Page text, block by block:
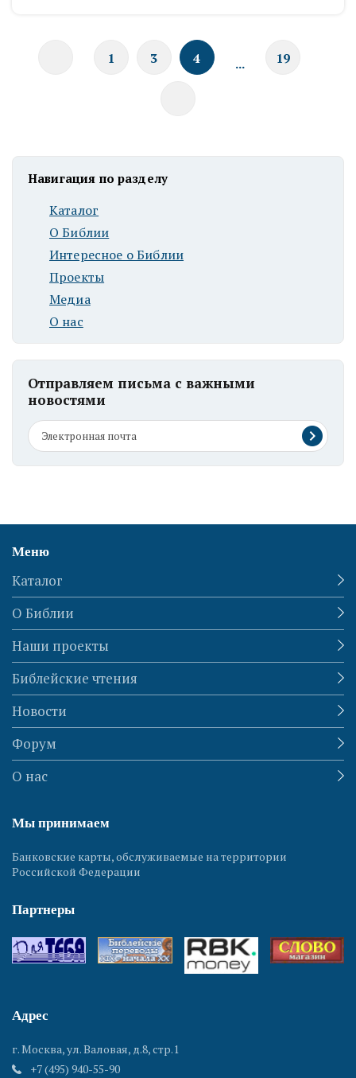
1 3 4 ... 19
Навигация по разделу
Каталог
О Библии
Интересное о Библии
Проекты
Медиа
О нас
Отправляем письма с важными
новостями
Меню
Каталог
О Библии
Наши проекты
Библейские чтения
Новости
Форум
О нас
Мы принимаем
Банковские карты, обслуживаемые на территории
Российской Федерации
Партнеры
Адрес
г. Москва, ул. Валовая, д.8, стр.1
+7 (495) 940-55-90